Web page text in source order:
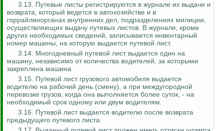
3.13. Путевые листы регистрируются в журнале их выдачи и
возврата, который ведется в автохозяйстве и в
горрайлинорганах внутренних дел, подразделениях милиции,
осуществляющих выдачу путевых листов. В журнале, кроме
других необходимых сведений, записывается инвентарный
номер машины, на которую выдается путевой лист.
3.14. Многодневный путевой лист выдается один на
машину, независимо от количества водителей, за которыми
закреплена машина.
3.15. Путевой лист грузового автомобиля выдается
водителю на рабочий день (смену), а при междугородной
перевозке грузов, когда она выполняется более суток, - на
необходимый срок одному или двум водителям.
3.16. Путевой лист выдается водителю после возврата
предыдущего путевого листа.